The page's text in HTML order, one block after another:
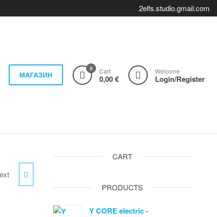
2elfs.studio.gmail.com
МАГАЗИН
0 Cart
0,00 €
Welcome
Login/Register
CART
PRODUCTS
Y CORE electric -